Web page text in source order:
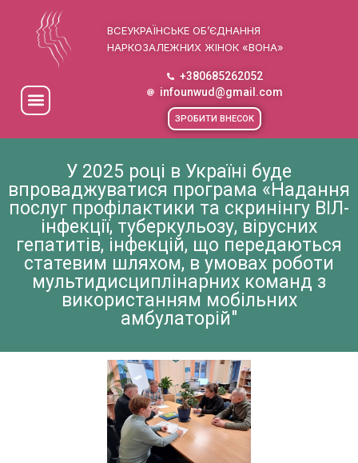
ВСЕУКРАЇНСЬКЕ ОБ’ЄДНАННЯ
НАРКОЗАЛЕЖНИХ ЖІНОК «ВОНА»
+380685262052
infounwud@gmail.com
ЗРОБИТИ ВНЕСОК
У 2025 році в Україні буде
впроваджуватися програма «Надання
послуг профілактики та скринінгу ВІЛ-
інфекції, туберкульозу, вірусних
гепатитів, інфекцій, що передаються
статевим шляхом, в умовах роботи
мультидисциплінарних команд з
використанням мобільних
амбулаторій"